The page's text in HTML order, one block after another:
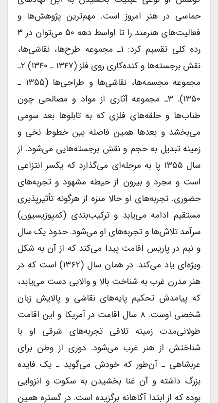
حماسى در هنر امروز است. مهم‌ترین پژوهش‌ها و
فعالیت‌های هنرمند را تا اواسط دهه ۵۰ می‌توان در ۳
رده کلى تقسیم کرد: ۱ـ مجموعه طرح‌ها، نقاشی‌ها،
نقش برجسته‌ها و کنده‌کاری روى فلز (۱۳۴۷ ـ ۱۳۴۰) ۲ـ
مجموعه مجسمه‌ها، نقاشی‌ها و طراحی‌ها (۱۳۵۵ ـ
۱۳۵۰). ۳ـ مجموعه آثارى از مواد و مصالحى چون
طناب‌ها و حلقه‌های فلزى که به تابلوها بعد سومى
می‌بخشد و بعدها همین فاصله بین خطوط نخى و
زمینه تبدیل به حجم و نقش برجسته‌هایی می‌شود. از
سال ۱۳۵۵ پا به مرحله‌ای می‌گذارد که یکسر انتزاعى
است و مجرد و بیرون از حیطه مشهود و تجربه‌های
حضورى. تجربه‌های او حالا منزه از هرگونه تأثیرپذیرى
مستقیم ادامه می‌یابد و ترکیب‌بندی (کمپوزیسیون)
سرآمد تلاش‌ها و تجربه‌های او می‌شود. حدود یک سال
و نیم در پاریس اقامت پیدا می‌کند که از آن به شکل
ویژه‌ای یاد می‌کند. در همان سال (۱۳۶۲) است که در
هنر مدرن غرب به شناخت بالا و والایى دست می‌یابد،
که پیامدش تحکیم پایه‌های نقاشى و پالایش زبان
شخصى اوست. ۸ سال اقامت در آمریکا و این اقامت
طولانی‌مدت زمینه تلاقى تجربه‌های شرقى او با
شناختش از هنر غرب می‌شود. دورى از وطن براى
عربشاهى ـ آن‌طور که خودش می‌گوید ـ یک فایده
بزرگ داشته و آن غنا بخشیدن به سکوت و انزوایى
بوده که از ابتدا آگاهانه برگزیده است. در گستره همین